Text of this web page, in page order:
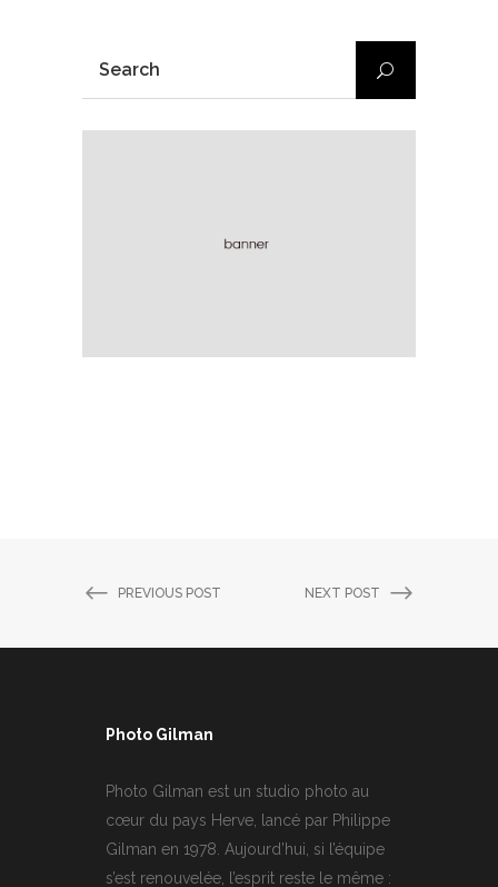
SEARCH
PREVIOUS POST NEXT POST
Photo Gilman
Photo Gilman est un studio photo au
cœur du pays Herve, lancé par Philippe
Gilman en 1978. Aujourd’hui, si l’équipe
s’est renouvelée, l’esprit reste le même :